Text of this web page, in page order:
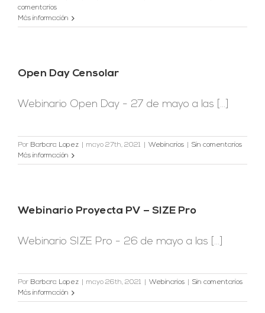
comentarios
Más información
Open Day Censolar
Webinario Open Day - 27 de mayo a las [...]
Por Barbara Lopez mayo 27th, 2021 Webinarios
Sin comentarios
Más información
Webinario Proyecta PV – SIZE Pro
Webinario SIZE Pro - 26 de mayo a las [...]
Por Barbara Lopez mayo 26th, 2021 Webinarios
Sin comentarios
Más información